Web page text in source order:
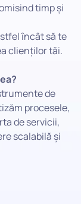
timp și
încât să te
clienților tăi.
de
procesele,
de servicii,
scalabilă și